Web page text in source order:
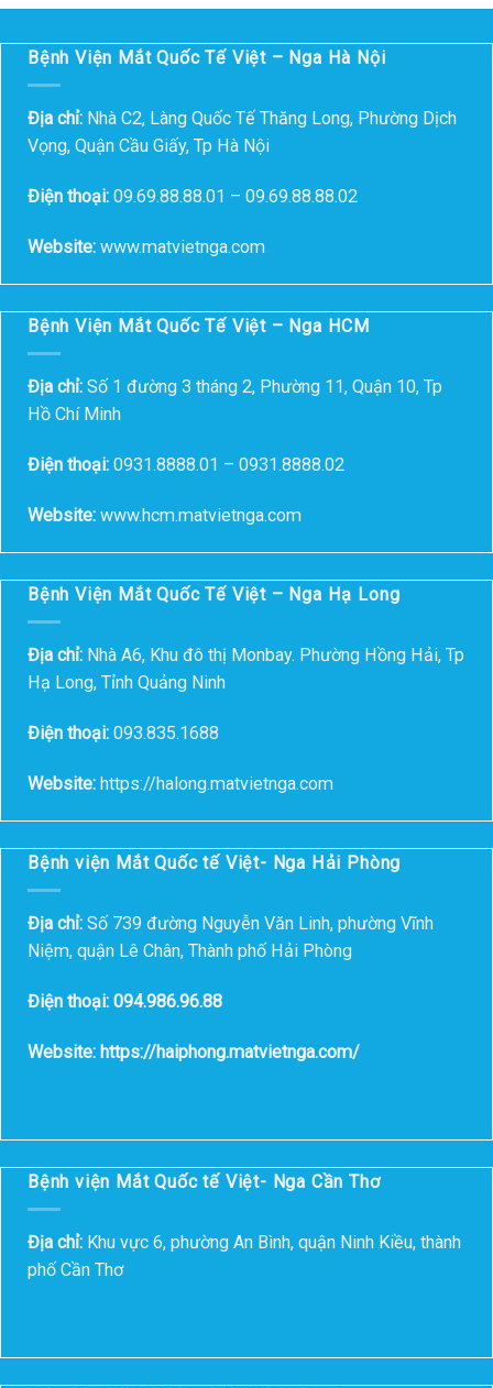
Bệnh Viện Mắt Quốc Tế Việt – Nga Hà Nội
Địa chỉ: Nhà C2, Làng Quốc Tế Thăng Long, Phường Dịch
Vọng, Quận Cầu Giấy, Tp Hà Nội
Điện thoại: 09.69.88.88.01 – 09.69.88.88.02
Website: www.matvietnga.com
Bệnh Viện Mắt Quốc Tế Việt – Nga HCM
Địa chỉ: Số 1 đường 3 tháng 2, Phường 11, Quận 10, Tp
Hồ Chí Minh
Điện thoại: 0931.8888.01 – 0931.8888.02
Website: www.hcm.matvietnga.com
Bệnh Viện Mắt Quốc Tế Việt – Nga Hạ Long
Địa chỉ: Nhà A6, Khu đô thị Monbay. Phường Hồng Hải, Tp
Hạ Long, Tỉnh Quảng Ninh
Điện thoại: 093.835.1688
Website: https://halong.matvietnga.com
Bệnh viện Mắt Quốc tế Việt- Nga Hải Phòng
Địa chỉ: Số 739 đường Nguyễn Văn Linh, phường Vĩnh
Niệm, quận Lê Chân, Thành phố Hải Phòng
Điện thoại: 094.986.96.88
Website: https://haiphong.matvietnga.com/
Bệnh viện Mắt Quốc tế Việt- Nga Cần Thơ
Địa chỉ: Khu vực 6, phường An Bình, quận Ninh Kiều, thành
phố Cần Thơ